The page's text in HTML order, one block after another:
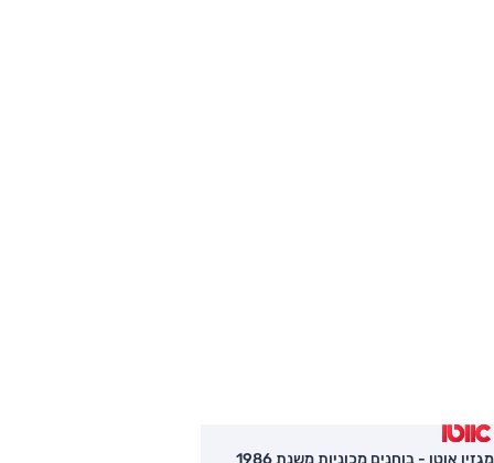
מגזין אוטו - בוחנים מכוניות משנת 1986